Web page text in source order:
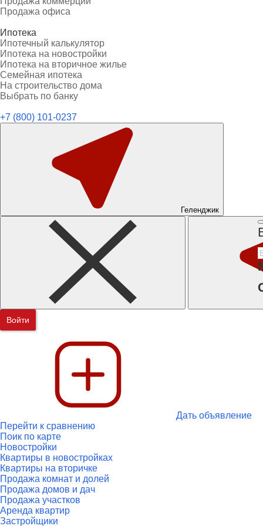
Продажа офиса
Ипотека
Ипотечный калькулятор
Ипотека на новостройки
Ипотека на вторичное жилье
Семейная ипотека
На строительство дома
Выбрать по банку
+7 (800) 101-0237
Геленджик
Войти
Дать объявление
Перейти к сравнению
Поик по карте
Новостройки
Квартиры в новостройках
Квартиры на вторичке
Продажа комнат и долей
Продажа домов и дач
Продажа участков
Аренда квартир
Застройщики